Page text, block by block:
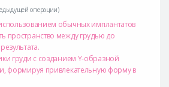
операции)
обычных имплантатов
пространство между грудью до
груди с созданием Y-образной
формируя привлекательную форму в